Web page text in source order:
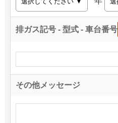
排ガス記号 - 型式 - 車台番号
その他メッセージ